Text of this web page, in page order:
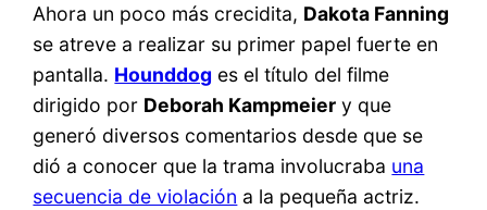
Ahora un poco más crecidita, Dakota Fanning
se atreve a realizar su primer papel fuerte en
pantalla. Hounddog es el título del filme
dirigido por Deborah Kampmeier y que
generó diversos comentarios desde que se
dió a conocer que la trama involucraba una
secuencia de violación a la pequeña actriz.